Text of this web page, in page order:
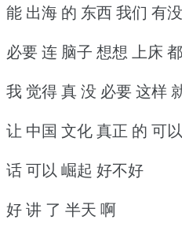
能 出海 的 东西 我们 有
必要 连 脑子 想想 上床
我 觉得 真 没 必要 这样
让 中国 文化 真正 的 可
话 可以 崛起 好不好
好 讲 了 半天 啊